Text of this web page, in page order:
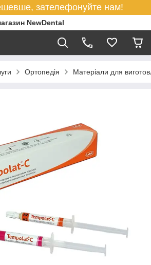
зателефонуйте нам!
NewDental
Ортопедія Матеріали для